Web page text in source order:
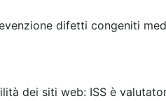
difetti congeniti
dei siti web: ISS è